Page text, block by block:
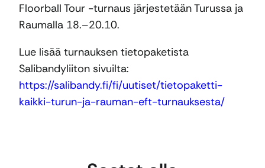
Floorball Tour -turnaus järjestetään Turussa ja
Raumalla 18.–20.10.
Lue lisää turnauksen tietopaketista
Salibandyliiton sivuilta:
https://salibandy.fi/fi/uutiset/tietopaketti-
kaikki-turun-ja-rauman-eft-turnauksesta/